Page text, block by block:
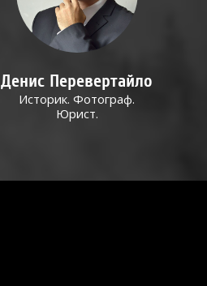
Денис Перевертайло
Историк. Фотограф.
Юрист.